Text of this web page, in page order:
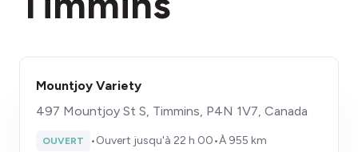
Mountjoy Variety
497 Mountjoy St S, Timmins, P4N 1V7, Canada
OUVERT •Ouvert jusqu'à 22 h 00•À 955 km